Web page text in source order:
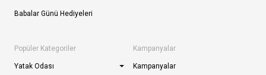
Babalar Günü Hediyeleri
Popüler Kategoriler
Yatak Odası
Kampanyalar
Kampanyalar